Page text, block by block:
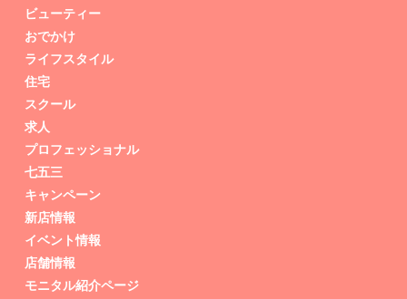
ビューティー
おでかけ
ライフスタイル
住宅
スクール
求人
プロフェッショナル
七五三
キャンペーン
新店情報
イベント情報
店舗情報
モニタル紹介ページ